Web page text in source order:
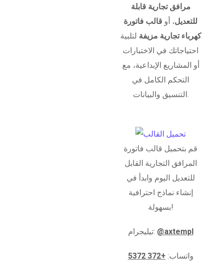
مرافق تجارية قابلة
للتعديل، أو قالب فاتورة
كهرباء تجارية مزيفة لتلبية
احتياجاتك في الاختبارات
أو المشاريع الإبداعية، مع
التحكم الكامل في
التنسيق والبيانات.
قم بتحميل قالب فاتورة
المرافق التجارية القابل
للتعديل اليوم وابدأ في
إنشاء نماذج احترافية
بسهولة!
تيليجرام: @axtempl
واتساب: +372 5372